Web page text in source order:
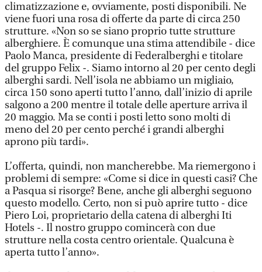
climatizzazione e, ovviamente, posti disponibili. Ne
viene fuori una rosa di offerte da parte di circa 250
strutture. «Non so se siano proprio tutte strutture
alberghiere. È comunque una stima attendibile - dice
Paolo Manca, presidente di Federalberghi e titolare
del gruppo Felix -. Siamo intorno al 20 per cento degli
alberghi sardi. Nell’isola ne abbiamo un migliaio,
circa 150 sono aperti tutto l’anno, dall’inizio di aprile
salgono a 200 mentre il totale delle aperture arriva il
20 maggio. Ma se conti i posti letto sono molti di
meno del 20 per cento perché i grandi alberghi
aprono più tardi».
L’offerta, quindi, non mancherebbe. Ma riemergono i
problemi di sempre: «Come si dice in questi casi? Che
a Pasqua si risorge? Bene, anche gli alberghi seguono
questo modello. Certo, non si può aprire tutto - dice
Piero Loi, proprietario della catena di alberghi Iti
Hotels -. Il nostro gruppo comincerà con due
strutture nella costa centro orientale. Qualcuna è
aperta tutto l’anno».